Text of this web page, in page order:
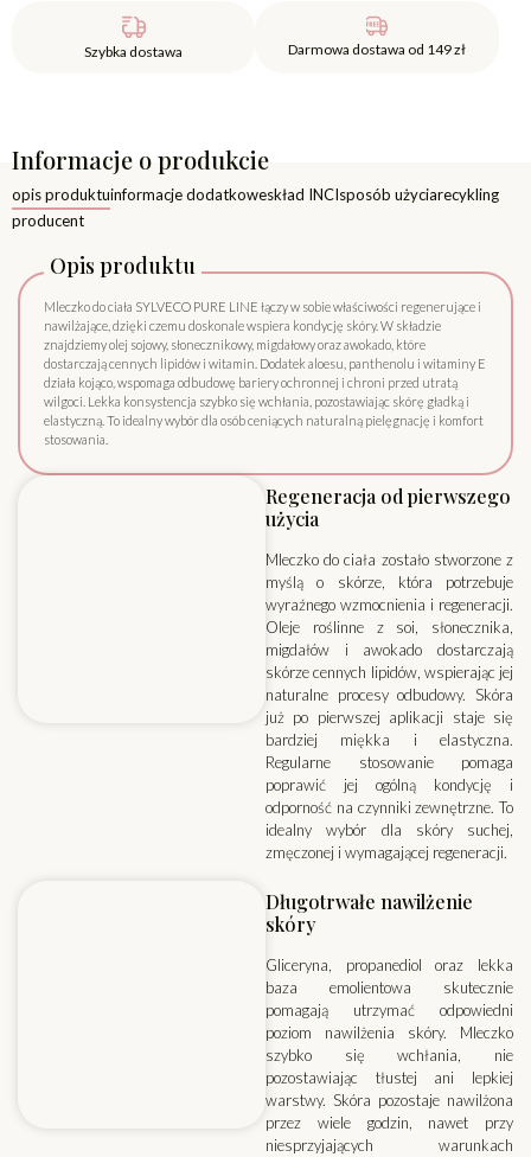
Szybka dostawa Darmowa dostawa od 149 zł
Informacje o produkcie
opis produktuinformacje dodatkoweskład INCIsposób użyciarecykling
producent
Opis produktu
Mleczko do ciała SYLVECO PURE LINE łączy w sobie właściwości regenerujące i
nawilżające, dzięki czemu doskonale wspiera kondycję skóry. W składzie
znajdziemy olej sojowy, słonecznikowy, migdałowy oraz awokado, które
dostarczają cennych lipidów i witamin. Dodatek aloesu, panthenolu i witaminy E
działa kojąco, wspomaga odbudowę bariery ochronnej i chroni przed utratą
wilgoci. Lekka konsystencja szybko się wchłania, pozostawiając skórę gładką i
elastyczną. To idealny wybór dla osób ceniących naturalną pielęgnację i komfort
stosowania.
Regeneracja od pierwszego
użycia
Mleczko do ciała zostało stworzone z
myślą o skórze, która potrzebuje
wyraźnego wzmocnienia i regeneracji.
Oleje roślinne z soi, słonecznika,
migdałów i awokado dostarczają
skórze cennych lipidów, wspierając jej
naturalne procesy odbudowy. Skóra
już po pierwszej aplikacji staje się
bardziej miękka i elastyczna.
Regularne stosowanie pomaga
poprawić jej ogólną kondycję i
odporność na czynniki zewnętrzne. To
idealny wybór dla skóry suchej,
zmęczonej i wymagającej regeneracji.
Długotrwałe nawilżenie
skóry
Gliceryna, propanediol oraz lekka
baza emolientowa skutecznie
pomagają utrzymać odpowiedni
poziom nawilżenia skóry. Mleczko
szybko się wchłania, nie
pozostawiając tłustej ani lepkiej
warstwy. Skóra pozostaje nawilżona
przez wiele godzin, nawet przy
niesprzyjających warunkach